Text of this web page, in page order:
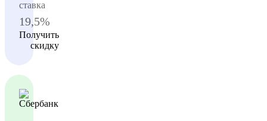
ставка
19,5%
Получить
скидку